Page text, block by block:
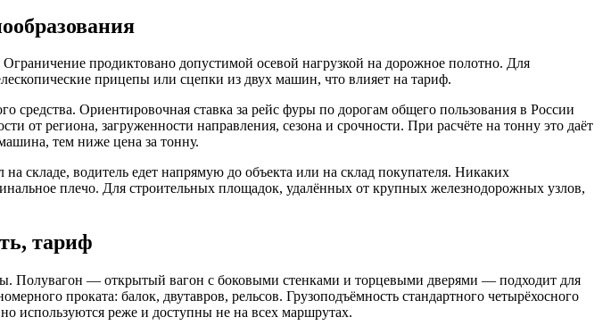
продиктовано допустимой осевой нагрузкой на дорожное полотно. Для
прицепы или сцепки из двух машин, что влияет на тариф.
средства. Ориентировочная ставка за рейс фуры по дорогам общего пользования в России
от региона, загруженности направления, сезона и срочности. При расчёте на тонну это даёт
тем ниже цена за тонну.
складе, водитель едет напрямую до объекта или на склад покупателя. Никаких
плечо. Для строительных площадок, удалённых от крупных железнодорожных узлов,
тариф
Полувагон — открытый вагон с боковыми стенками и торцевыми дверями — подходит для
проката: балок, двутавров, рельсов. Грузоподъёмность стандартного четырёхосного
используются реже и доступны не на всех маршрутах.